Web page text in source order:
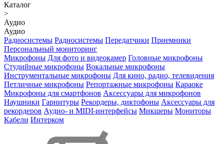
Каталог
>
Аудио
Аудио
Радиосистемы Радиосистемы Передатчики Приемники
Персональный мониторинг
Микрофоны Для фото и видеокамер Головные микрофоны
Студийные микрофоны Вокальные микрофоны
Инструментальные микрофоны Для кино, радио, телевидения
Петличные микрофоны Репортажные микрофоны Караоке
Микрофоны для смартфонов Аксессуары для микрофонов
Наушники Гарнитуры Рекордеры, диктофоны Аксессуары для
рекордеров Аудио- и MIDI-интерфейсы Микшеры Мониторы
Кабели Интерком